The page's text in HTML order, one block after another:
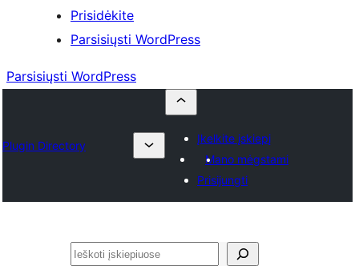
Prisidėkite
Parsisiųsti WordPress
Parsisiųsti WordPress
Plugin Directory
Įkelkite įskiepį
Mano mėgstami
Prisijungti
Paieška